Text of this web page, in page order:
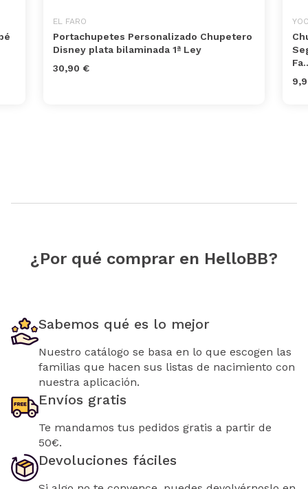
EL FARO
Portachupetes Personalizado Chupetero
Disney plata bilaminada 1ª Ley
30,90 €
¿Por qué comprar en HelloBB?
Sabemos qué es lo mejor
Nuestro catálogo se basa en lo que escogen las
familias que hacen sus listas de nacimiento con
nuestra aplicación.
Envíos gratis
Te mandamos tus pedidos gratis a partir de
50€.
Devoluciones fáciles